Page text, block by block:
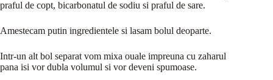
praful de copt, bicarbonatul de sodiu si praful de sare.
Amestecam putin ingredientele si lasam bolul deoparte.
Intr-un alt bol separat vom mixa ouale impreuna cu zaharul
pana isi vor dubla volumul si vor deveni spumoase.